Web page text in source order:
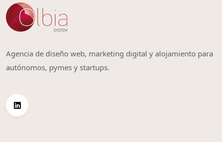
Agencia de diseño web, marketing digital y alojamiento para
autónomos, pymes y startups.